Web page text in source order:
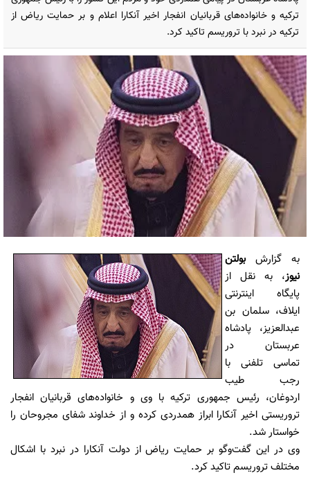
ترکیه و خانواده‌های قربانیان انفجار اخیر آنکارا اعلام و بر حمایت ریاض از
ترکیه در نبرد با تروریسم تاکید کرد.
به گزارشبولتن
نیوز، به نقل از
پایگاه اینترنتی
ایلاف، سلمان بن
عبدالعزیز، پادشاه
عربستان در
تماسی تلفنی با
رجب طیب
اردوغان، رئیس جمهوری ترکیه با وی و خانواده‌های قربانیان انفجار
تروریستی اخیر آنکارا ابراز همدردی کرده و از خداوند شفای مجروحان را
خواستار شد.
وی در این گفت‌وگو بر حمایت ریاض از دولت آنکارا در نبرد با اشکال
مختلف تروریسم تاکید کرد.